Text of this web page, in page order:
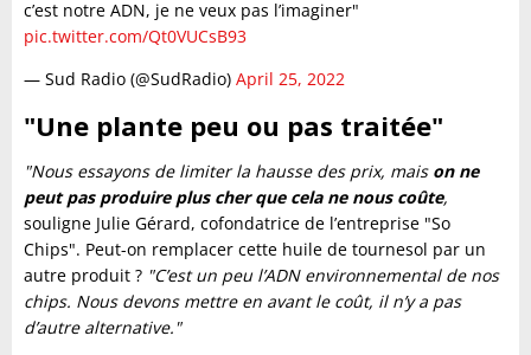
c’est notre ADN, je ne veux pas l’imaginer"
pic.twitter.com/Qt0VUCsB93
— Sud Radio (@SudRadio) April 25, 2022
"Une plante peu ou pas traitée"
"Nous essayons de limiter la hausse des prix, mais on ne
peut pas produire plus cher que cela ne nous coûte,
souligne Julie Gérard, cofondatrice de l’entreprise "So
Chips". Peut-on remplacer cette huile de tournesol par un
autre produit ? "C’est un peu l’ADN environnemental de nos
chips. Nous devons mettre en avant le coût, il n’y a pas
d’autre alternative."